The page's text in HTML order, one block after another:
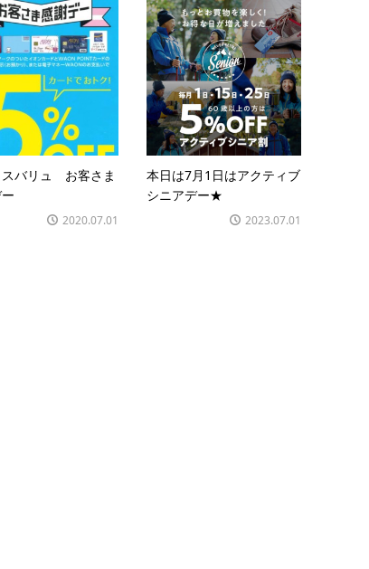
スバリュ お客さま
2020.07.01
本日は7月1日はアクティブ
シニアデー★
2023.07.01